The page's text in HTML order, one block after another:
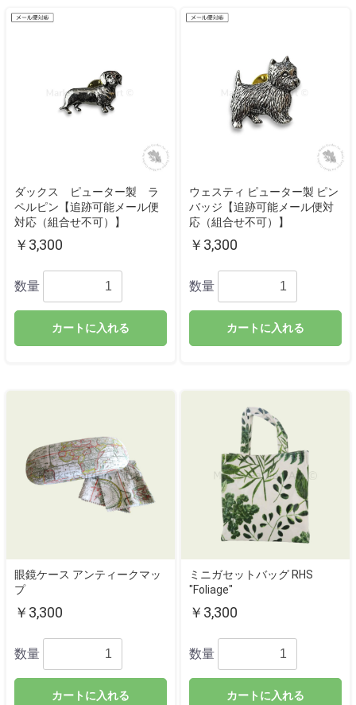
ダックス ピューター製 ラ
ペルピン【追跡可能メール便
対応（組合せ不可）】
￥3,300
数量
カートに入れる
ウェスティ ピューター製 ピン
バッジ【追跡可能メール便対
応（組合せ不可）】
￥3,300
数量
カートに入れる
眼鏡ケース アンティークマッ
プ
￥3,300
数量
カートに入れる
ミニガセットバッグ RHS
"Foliage"
￥3,300
数量
カートに入れる